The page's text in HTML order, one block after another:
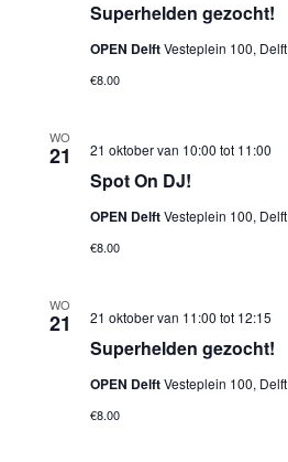
Superhelden gezocht!
OPEN DelftVesteplein 100, Delft
€8.00
WO
21
Spot On DJ!
21 oktober van 10:00 tot 11:00
OPEN DelftVesteplein 100, Delft
€8.00
WO
21
Superhelden gezocht!
21 oktober van 11:00 tot 12:15
OPEN DelftVesteplein 100, Delft
€8.00